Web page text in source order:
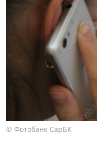
© Фотобанк СарБК